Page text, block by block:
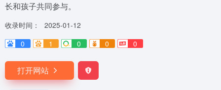
长和孩子共同参与。
收录时间：
2025-01-12
0
1 0 0 0
打开网站